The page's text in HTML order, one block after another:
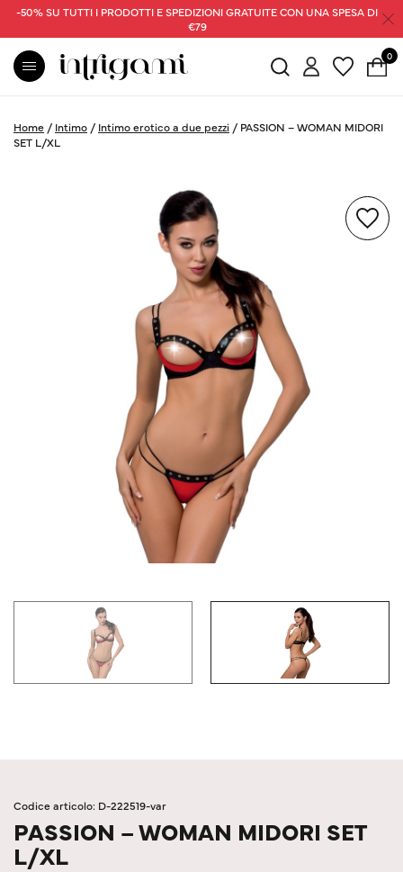
-50% SU TUTTI I PRODOTTI E SPEDIZIONI GRATUITE CON UNA SPESA DI
€79
0
Home / Intimo / Intimo erotico a due pezzi / PASSION – WOMAN MIDORI
SET L/XL
Codice articolo: D-222519-var
PASSION – WOMAN MIDORI SET
L/XL